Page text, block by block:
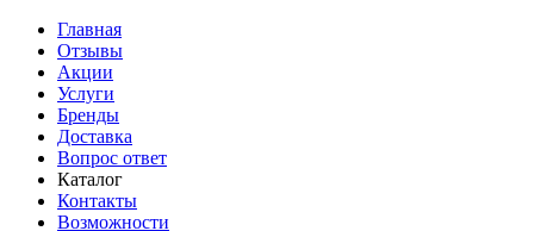
Главная
Отзывы
Акции
Услуги
Бренды
Доставка
Вопрос ответ
Каталог
Контакты
Возможности